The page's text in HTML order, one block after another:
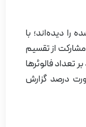
را دیده‌اند؛ با
از تقسیم
تعداد فالوئرها
درصد گزارش